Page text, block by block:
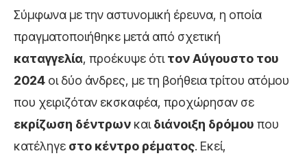
Σύμφωνα με την αστυνομική έρευνα, η οποία
πραγματοποιήθηκε μετά από σχετική
καταγγελία, προέκυψε ότιτον Αύγουστο του
2024 οι δύο άνδρες, με τη βοήθεια τρίτου ατόμου
που χειριζόταν εκσκαφέα, προχώρησαν σε
εκρίζωση δέντρων καιδιάνοιξη δρόμου που
κατέληγε στο κέντρο ρέματος. Εκεί,